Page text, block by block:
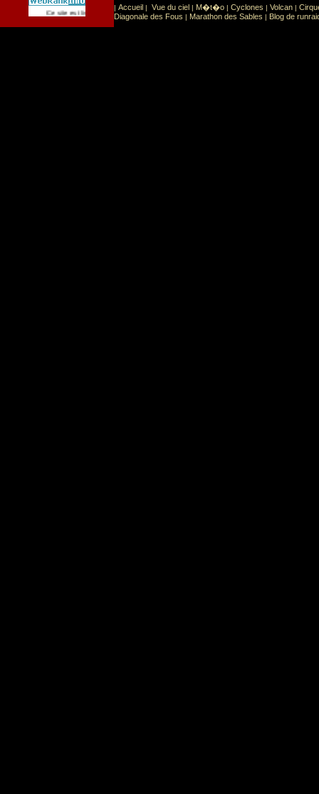
Ce site est list� dans la cat�gorie Sport Sports extr�mes
| Accueil | Vue du ciel | M�t�o | Cyclones | Volcan |
Diagonale des Fous | Marathon des Sables | Blog de